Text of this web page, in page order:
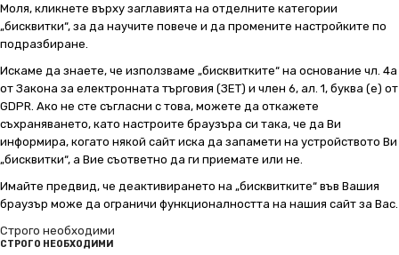
Моля, кликнете върху заглавията на отделните категории
„бисквитки“, за да научите повече и да промените настройките по
подразбиране.
Искаме да знаете, че използваме „бисквитките“ на основание чл. 4а
от Закона за електронната търговия (ЗЕТ) и член 6, ал. 1, буква (е) от
GDPR. Ако не сте съгласни с това, можете да откажете
съхраняването, като настроите браузъра си така, че да Ви
информира, когато някой сайт иска да запамети на устройството Ви
„бисквитки“, а Вие съответно да ги приемате или не.
Имайте предвид, че деактивирането на „бисквитките“ във Вашия
браузър може да ограничи функционалността на нашия сайт за Вас.
Строго необходими
СТРОГО НЕОБХОДИМИ